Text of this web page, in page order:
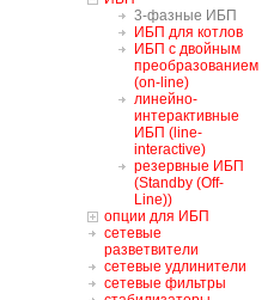
3-фазные ИБП
ИБП для котлов
ИБП с двойным
преобразованием
(on-line)
линейно-
интерактивные
ИБП (line-
interactive)
резервные ИБП
(Standby (Off-
Line))
опции для ИБП
сетевые
разветвители
сетевые удлинители
сетевые фильтры